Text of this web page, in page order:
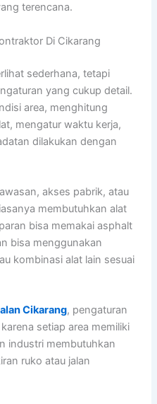
terencana.
Di Cikarang
sederhana, tetapi
yang cukup detail.
area, menghitung
mengatur waktu kerja,
dilakukan dengan
akses pabrik, atau
membutuhkan alat
bisa memakai asphalt
bisa menggunakan
kombinasi alat lain sesuai
Cikarang, pengaturan
setiap area memiliki
industri membutuhkan
ruko atau jalan